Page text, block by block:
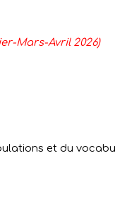
Mars-Avril 2026)
et du